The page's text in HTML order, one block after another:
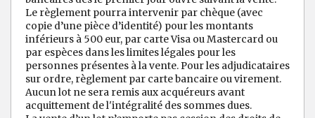
Le règlement pourra intervenir par chèque (avec
copie d’une pièce d’identité) pour les montants
inférieurs à 500 eur, par carte Visa ou Mastercard ou
par espèces dans les limites légales pour les
personnes présentes à la vente. Pour les adjudicataires
sur ordre, règlement par carte bancaire ou virement.
Aucun lot ne sera remis aux acquéreurs avant
acquittement de l'intégralité des sommes dues.